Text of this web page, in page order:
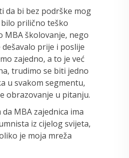
da bi bez podrške mog
prilično teško
MBA školovanje, nego
prije i poslije
zajedno, a to je već
trudimo se biti jedno
u svakom segmentu,
obrazovanje u pitanju.
MBA zajednica ima
iz cijelog svijeta,
je moja mreža